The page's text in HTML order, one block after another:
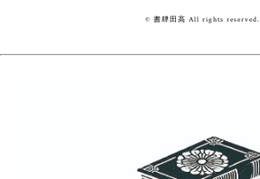
© 書肆田高 All rights reserved.